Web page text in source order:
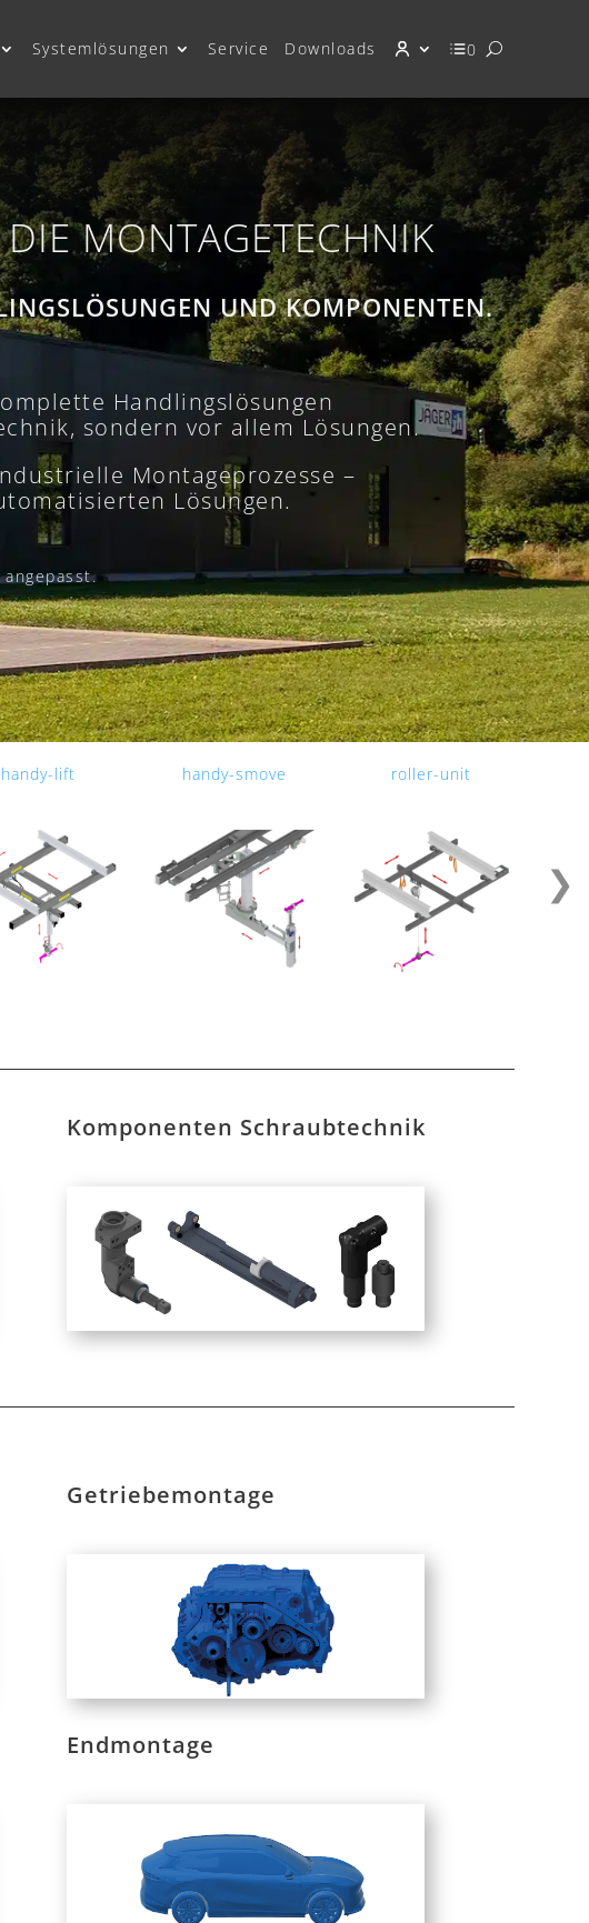
Systemlösungen Service Downloads 0
MONTAGETECHNIK
UND KOMPONENTEN.
Handlingslösungen
sondern vor allem Lösungen.
Montageprozesse –
Lösungen.
handy-lift handy-smove roller-unit
❯
Komponenten Schraubtechnik
Getriebemontage
Endmontage